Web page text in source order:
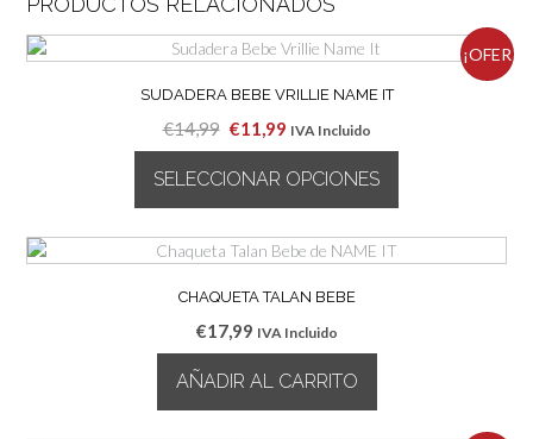
¡OFER
SUDADERA BEBE VRILLIE NAME IT
€14,99 El
precio
original
era:
€14,99.
€11,99El
precio
actual
es:
€11,99.
IVA Incluido
SELECCIONAR OPCIONES
producto
tiene
múltiples
Las
opciones
se
CHAQUETA TALAN BEBE
€17,99 IVA Incluido
AÑADIR AL CARRITO